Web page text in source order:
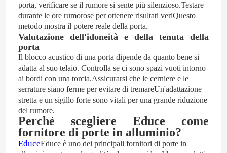
Casa
Prodotti
Video
porta, verificare se il rumore si sente più silenzioso.Testare
durante le ore rumorose per ottenere risultati veriQuesto
metodo mostra il potere reale della porta.
Valutazione dell'idoneità e della tenuta della
porta
Il blocco acustico di una porta dipende da quanto bene si
adatta al suo telaio. Controlla se ci sono spazi vuoti intorno
ai bordi con una torcia.Assicurarsi che le cerniere e le
serrature siano ferme per evitare di tremareUn'adattazione
stretta e un sigillo forte sono vitali per una grande riduzione
del rumore.
Perché scegliere Educe come
fornitore di porte in alluminio?
EduceEduce è uno dei principali fornitori di porte in